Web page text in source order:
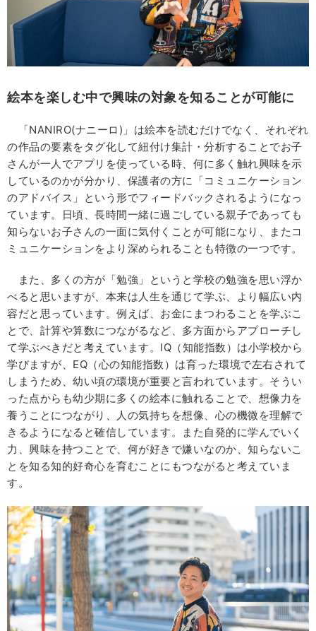
絵本を楽しむ中で興味の対象を知ることが可能に
「NANIRO(ナニーロ)」は絵本を読むだけでなく、それぞれ
の作品の要素をタグ化して紐付け集計・分析することでお子
さんが一人でアプリを使っている時、何に多く触れ興味を示
しているのかが分かり、保護者の方に「コミュニケーション
のアドバイス」という形でフィードバックされるようになっ
ています。日頃、長時間一緒に過ごしている親子であっても
知らないお子さんの一面に気付くことが可能になり、またコ
ミュニケーションをより深められることも特徴の一つです。
また、多くの方が「勉強」というと学校の勉強を思い浮か
べると思いますが、本来は人生を通じて学ぶ、より幅広い内
容だと思っています。例えば、お金にまつわることを学ぶこ
とで、計算や算数につながるなど、多方面からアプローチし
て学ぶべきだと考えています。IQ（知能指数）は小学校から
学びますが、EQ（心の知能指数）は育った環境で左右されて
しまうため、幼い頃の環境が重要と言われています。そうい
った点からも幼少期に多くの絵本に触れることで、想像力を
養うことにつながり、人の気持ちを想像、心の機微を理解で
きるようになると確信しています。また自発的に学んでいく
力、興味を持つことで、何が好きで嫌いなのか、知らないこ
とを知る知的好奇心を育むことにもつながると考えていま
す。